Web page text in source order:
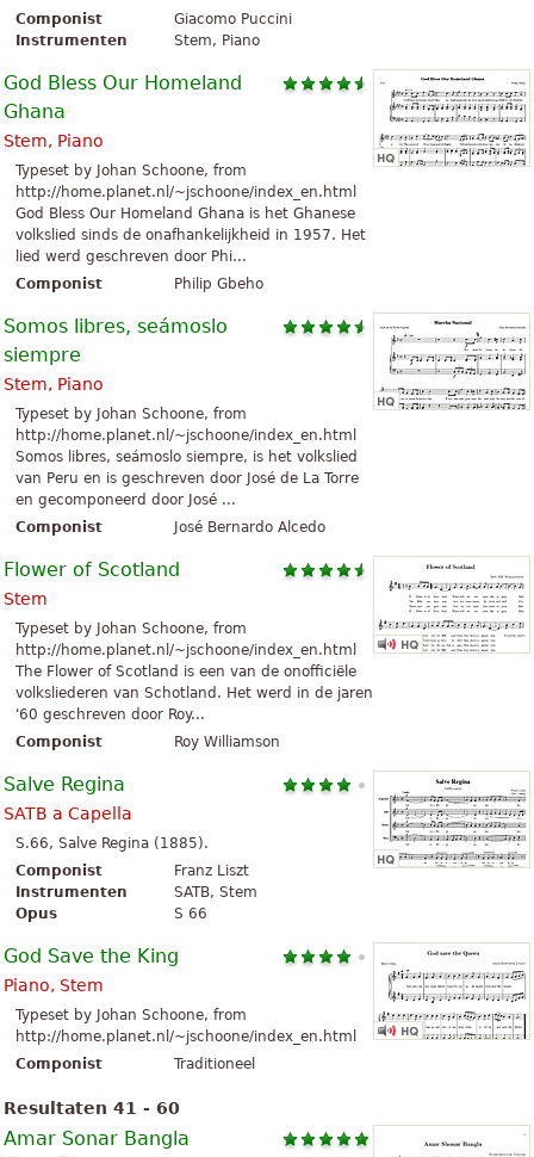
Componist
Giacomo Puccini
Instrumenten
Stem, Piano
God Bless Our Homeland
Ghana
Stem, Piano
Typeset by Johan Schoone, from
http://home.planet.nl/~jschoone/index_en.html
God Bless Our Homeland Ghana is het Ghanese
volkslied sinds de onafhankelijkheid in 1957. Het
lied werd geschreven door Phi...
Componist
Philip Gbeho
Somos libres, seámoslo
siempre
Stem, Piano
Typeset by Johan Schoone, from
http://home.planet.nl/~jschoone/index_en.html
Somos libres, seámoslo siempre, is het volkslied
van Peru en is geschreven door José de La Torre
en gecomponeerd door José ...
Componist
José Bernardo Alcedo
Flower of Scotland
Stem
Typeset by Johan Schoone, from
http://home.planet.nl/~jschoone/index_en.html
The Flower of Scotland is een van de onofficiële
volksliederen van Schotland. Het werd in de jaren
'60 geschreven door Roy...
Componist
Roy Williamson
Salve Regina
SATB a Capella
S.66, Salve Regina (1885).
Componist
Franz Liszt
Instrumenten
SATB, Stem
Opus
S 66
God Save the King
Piano, Stem
Typeset by Johan Schoone, from
http://home.planet.nl/~jschoone/index_en.html
Componist
Traditioneel
Resultaten 41 - 60
Amar Sonar Bangla